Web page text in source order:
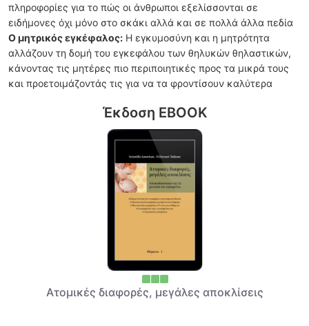
πληροφορίες για το πώς οι άνθρωποι εξελίσσονται σε
ειδήμονες όχι μόνο στο σκάκι αλλά και σε πολλά άλλα πεδία
Ο μητρικός εγκέφαλος: Η εγκυμοσύνη και η μητρότητα
αλλάζουν τη δομή του εγκεφάλου των θηλυκών θηλαστικών,
κάνοντας τις μητέρες πιο περιποιητικές προς τα μικρά τους
και προετοιμάζοντάς τις για να τα φροντίσουν καλύτερα
Έκδοση EBOOK
Ατομικές διαφορές, μεγάλες αποκλίσεις